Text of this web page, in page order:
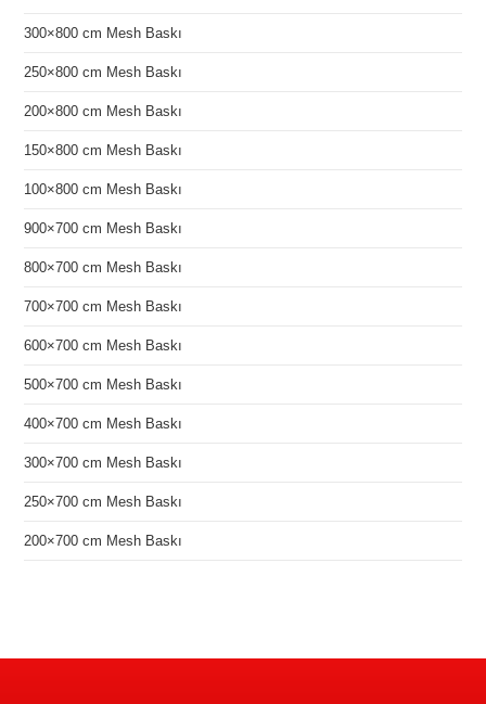
300×800 cm Mesh Baskı
250×800 cm Mesh Baskı
200×800 cm Mesh Baskı
150×800 cm Mesh Baskı
100×800 cm Mesh Baskı
900×700 cm Mesh Baskı
800×700 cm Mesh Baskı
700×700 cm Mesh Baskı
600×700 cm Mesh Baskı
500×700 cm Mesh Baskı
400×700 cm Mesh Baskı
300×700 cm Mesh Baskı
250×700 cm Mesh Baskı
200×700 cm Mesh Baskı